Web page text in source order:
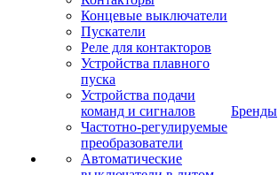
Концевые выключатели
Пускатели
Реле для контакторов
Устройства плавного
пуска
Устройства подачи
команд и сигналов
Частотно-регулируемые
преобразователи
Автоматические
Бренды